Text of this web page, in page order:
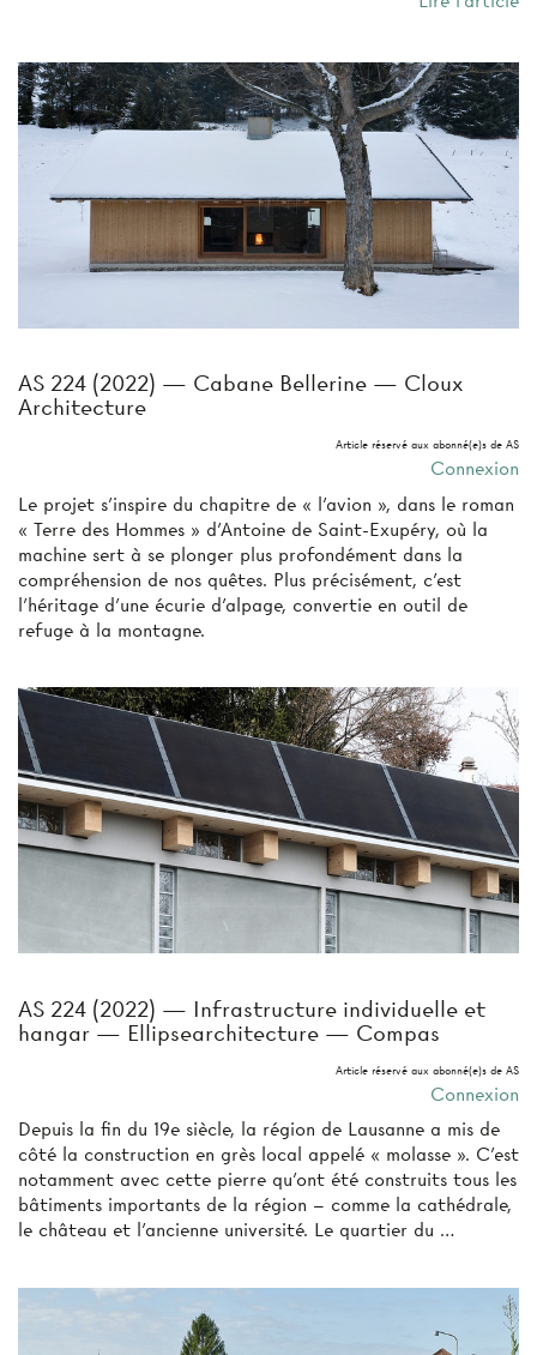
AS 224 (2022) — Cabane Bellerine — Cloux
Architecture
Article réservé aux abonné(e)s de AS
Connexion
Le projet s’inspire du chapitre de « l’avion », dans le roman
« Terre des Hommes » d’Antoine de Saint-Exupéry, où la
machine sert à se plonger plus profondément dans la
compréhension de nos quêtes. Plus précisément, c’est
l’héritage d’une écurie d’alpage, convertie en outil de
refuge à la montagne.
AS 224 (2022) — Infrastructure individuelle et
hangar — Ellipsearchitecture — Compas
Article réservé aux abonné(e)s de AS
Connexion
Depuis la fin du 19e siècle, la région de Lausanne a mis de
côté la construction en grès local appelé « molasse ». C’est
notamment avec cette pierre qu’ont été construits tous les
bâtiments importants de la région – comme la cathédrale,
le château et l’ancienne université. Le quartier du …